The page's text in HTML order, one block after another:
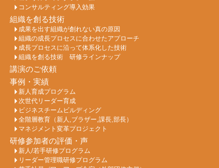
コンサルティング導入効果
組織を創る技術
成果を出す組織が創れない真の原因
組織の成長プロセスに合わせたアプローチ
成長プロセスに沿って体系化した技術
組織を創る技術 研修ラインナップ
講演のご依頼
事例・実績
新人育成プログラム
次世代リーダー育成
ビジネスチームビルディング
全階層教育（新人,ブラザー,課長,部長）
マネジメント変革プロジェクト
研修参加者の評価・声
新人/若手研修プログラム
リーダー管理職研修プログラム